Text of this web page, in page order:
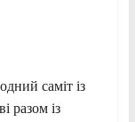
саміт із
разом із